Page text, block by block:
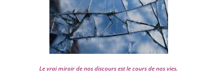
Le vrai miroir de nos dis­cours est le cours de nos vies.